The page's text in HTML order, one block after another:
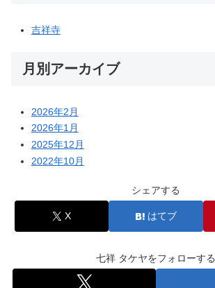
吉祥寺
月別アーカイブ
2026年2月
2026年1月
2025年12月
2022年10月
シェアする
X はてブ
七祥 タケヤをフォローする